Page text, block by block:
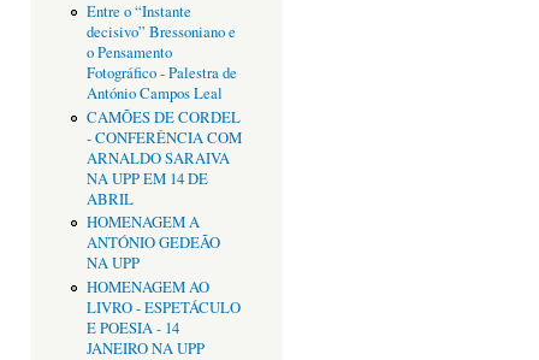
Entre o “Instante
decisivo” Bressoniano e
o Pensamento
Fotográfico - Palestra de
António Campos Leal
CAMÕES DE CORDEL
- CONFERÊNCIA COM
ARNALDO SARAIVA
NA UPP EM 14 DE
ABRIL
HOMENAGEM A
ANTÓNIO GEDEÃO
NA UPP
HOMENAGEM AO
LIVRO - ESPETÁCULO
E POESIA - 14
JANEIRO NA UPP